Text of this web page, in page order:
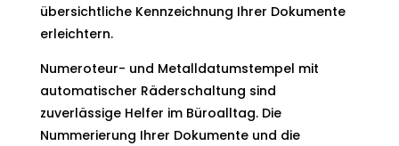
übersichtliche Kennzeichnung Ihrer Dokumente
erleichtern.
Numeroteur- und Metalldatumstempel mit
automatischer Räderschaltung sind
zuverlässige Helfer im Büroalltag. Die
Nummerierung Ihrer Dokumente und die